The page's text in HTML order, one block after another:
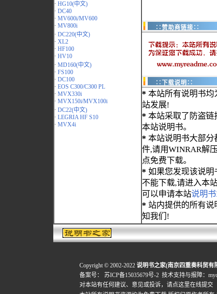
· HG10(中文)
· DC40
· MV600i/MV600
· MV800i
· DC220(中文)
· XL2
· HF100
· HV10
· MD160(中文)
· FS100
· DC100
· EOS C300/C300 PL
· MVX330i
· MVX150i/MVX100i
· DC22(中文)
· LEGRIA HF S10
· MVX4i
∷赞助商链接∷
∷下载说明∷
* 本站所有说明书均
站发展!
* 本站采取了防盗链
本站说明书。
* 本站说明书大部分
件,请用WINRAR解
点免费下载。
* 如果您发现该说明
不能下载,请进入本
可以申请本站说明
* 站内提供的所有
知我们!
Copyright © 2002-2022 说明书之家(南京四重奏科贸有
备案号：
苏ICP备15035679号-2 技术支持与报障：
对本站有任何建议、意见或投诉， 请点这里在线提交